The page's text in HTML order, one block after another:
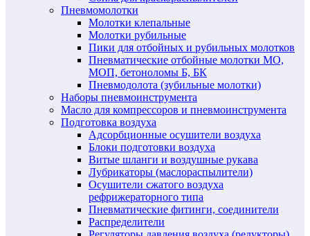
Пневмомолотки
Молотки клепальные
Молотки рубильные
Пики для отбойных и рубильных молотков
Пневматические отбойные молотки МО,
МОП, бетоноломы Б, БК
Пневмодолота (зубильные молотки)
Наборы пневмоинструмента
Масло для компрессоров и пневмоинструмента
Подготовка воздуха
Адсорбционные осушители воздуха
Блоки подготовки воздуха
Витые шланги и воздушные рукава
Лубрикаторы (маслораспылители)
Осушители сжатого воздуха
рефрижераторного типа
Пневматические фитинги, соединители
Распределители